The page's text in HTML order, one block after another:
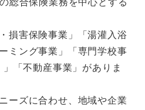
損害保険事業」「湯灌入浴
ミング事業」「専門学校事
「不動産事業」がありま
ーズに合わせ、地域や企業